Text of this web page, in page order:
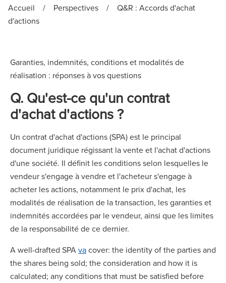
Accueil / Perspectives /
Q&R : Accords d'achat
d'actions
Garanties, indemnités, conditions et modalités de
réalisation : réponses à vos questions
Q. Qu'est-ce qu'un contrat
d'achat d'actions ?
Un contrat d'achat d'actions (SPA) est le principal
document juridique régissant la vente et l'achat d'actions
d'une société. Il définit les conditions selon lesquelles le
vendeur s'engage à vendre et l'acheteur s'engage à
acheter les actions, notamment le prix d'achat, les
modalités de réalisation de la transaction, les garanties et
indemnités accordées par le vendeur, ainsi que les limites
de la responsabilité de ce dernier.
A well-drafted SPAvacover: the identity of the parties and
the shares being sold; the consideration and how it is
calculated; any conditions that must be satisfied before